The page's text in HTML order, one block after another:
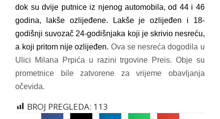
dok su dvije putnice iz njenog automobila, od 44 i 46
godina, lakše ozlijeđene. Lakše je ozlijeđen i 18-
godišnji suvozač 24-godišnjaka koji je skrivio nesreću,
a koji pritom nije ozlijeđen. Ova se nesreća dogodila u
Ulici Milana Prpića u razini trgovine Preis. Obje su
prometnice bile zatvorene za vrijeme obavljanja
očevida.
BROJ PREGLEDA: 113